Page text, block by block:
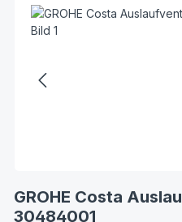
GROHE Costa
30484001